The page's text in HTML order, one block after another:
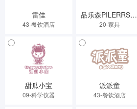
雷佳
43-餐饮酒店
品乐森PILERRSUU
20-家具
甜瓜小宝
09-科学仪器
派派童
43-餐饮酒店